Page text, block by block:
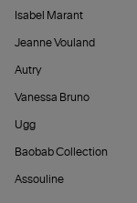
Isabel Marant
Jeanne Vouland
Autry
Vanessa Bruno
Ugg
Baobab Collection
Assouline